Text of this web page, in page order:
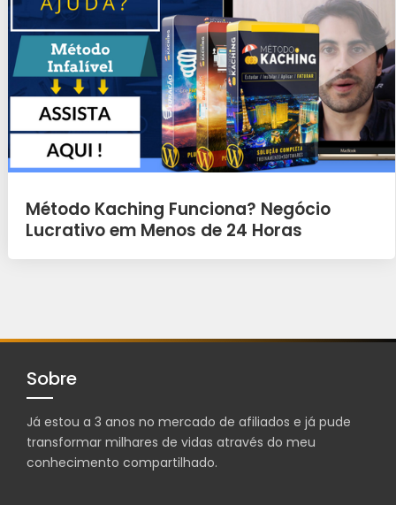
Método Kaching Funciona? Negócio
Lucrativo em Menos de 24 Horas
Sobre
Já estou a 3 anos no mercado de afiliados e já pude
transformar milhares de vidas através do meu
conhecimento compartilhado.